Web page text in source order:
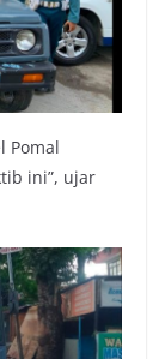
Pomal
ini”, ujar